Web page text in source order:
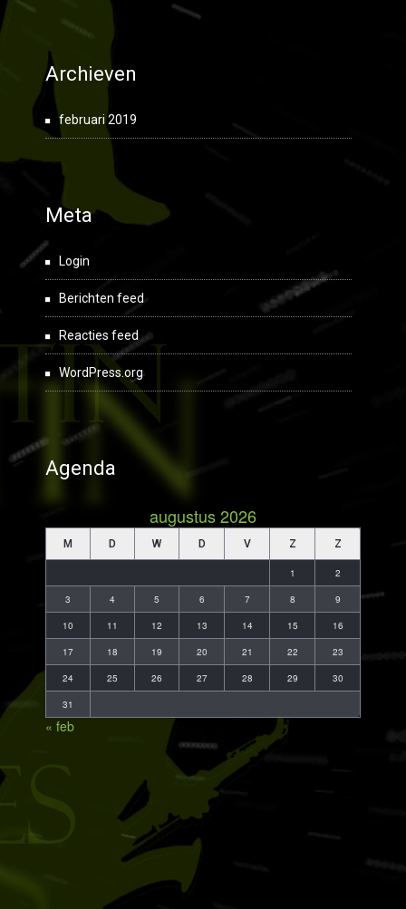
Archieven
februari 2019
Meta
Login
Berichten feed
Reacties feed
WordPress.org
Agenda
augustus 2026
M D W D V Z Z
1 2
3 4 5 6 7 8 9
10 11 12 13 14 15 16
17 18 19 20 21 22 23
24 25 26 27 28 29 30
31
« feb